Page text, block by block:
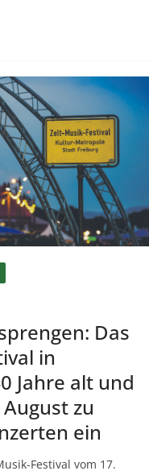
Das
in
Jahre alt und
zu
ein
Festival vom 17.